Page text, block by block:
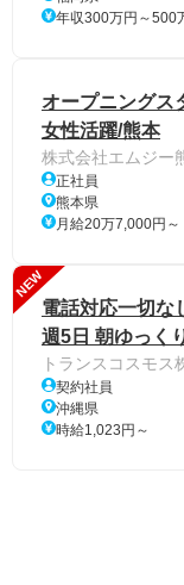
年収300万円～500
オープニングス
女性活躍/熊本
株式会社エムジー
正社員
熊本県
月給20万7,000円～
NEW
電話対応一切な
週5日 朝ゆっく
トランスコスモス
契約社員
沖縄県
時給1,023円～